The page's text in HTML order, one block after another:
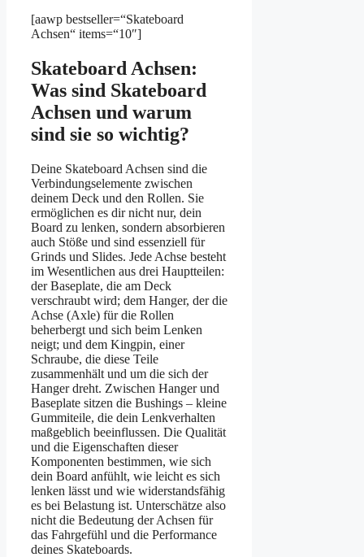
[aawp bestseller=“Skateboard
Achsen“ items=“10″]
Skateboard Achsen:
Was sind Skateboard
Achsen und warum
sind sie so wichtig?
Deine Skateboard Achsen sind die
Verbindungselemente zwischen
deinem Deck und den Rollen. Sie
ermöglichen es dir nicht nur, dein
Board zu lenken, sondern absorbieren
auch Stöße und sind essenziell für
Grinds und Slides. Jede Achse besteht
im Wesentlichen aus drei Hauptteilen:
der Baseplate, die am Deck
verschraubt wird; dem Hanger, der die
Achse (Axle) für die Rollen
beherbergt und sich beim Lenken
neigt; und dem Kingpin, einer
Schraube, die diese Teile
zusammenhält und um die sich der
Hanger dreht. Zwischen Hanger und
Baseplate sitzen die Bushings – kleine
Gummiteile, die dein Lenkverhalten
maßgeblich beeinflussen. Die Qualität
und die Eigenschaften dieser
Komponenten bestimmen, wie sich
dein Board anfühlt, wie leicht es sich
lenken lässt und wie widerstandsfähig
es bei Belastung ist. Unterschätze also
nicht die Bedeutung der Achsen für
das Fahrgefühl und die Performance
deines Skateboards.